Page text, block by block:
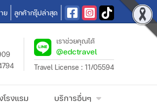
ย ลูกค้ากรุ๊ปล่าสุด
เราช่วยคุณได้
@edctravel
Travel License : 11/05594
โรงแรม บริการอื่นๆ